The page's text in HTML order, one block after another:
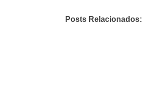
Posts Relacionados: